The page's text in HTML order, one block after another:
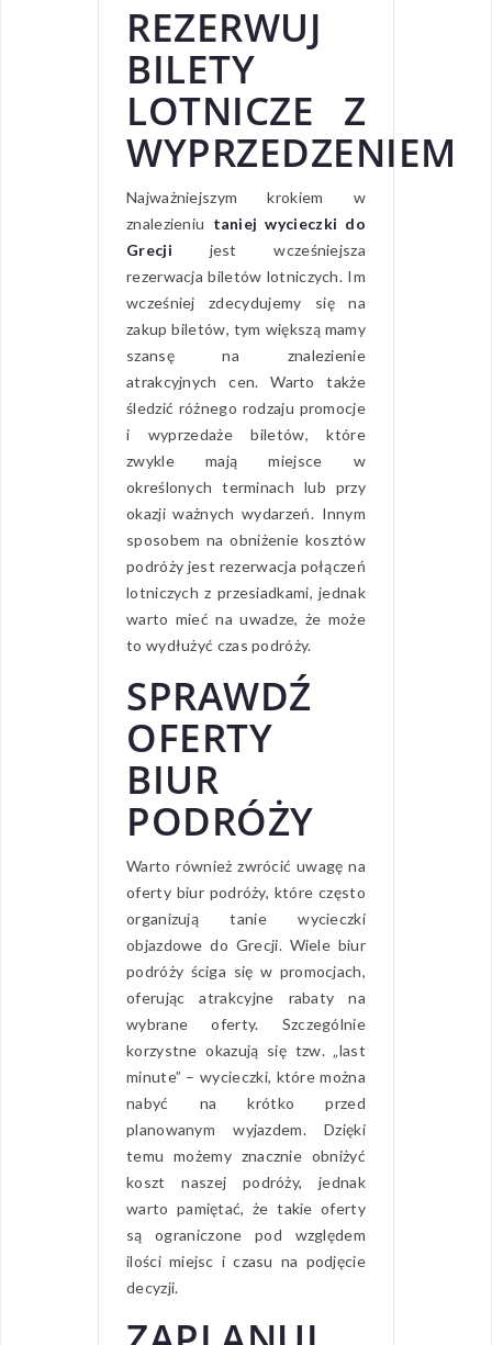
REZERWUJ
BILETY
LOTNICZE Z
WYPRZEDZENIEM
Najważniejszym krokiem w
znalezieniu taniej wycieczki do
Grecji jest wcześniejsza
rezerwacja biletów lotniczych. Im
wcześniej zdecydujemy się na
zakup biletów, tym większą mamy
szansę na znalezienie
atrakcyjnych cen. Warto także
śledzić różnego rodzaju promocje
i wyprzedaże biletów, które
zwykle mają miejsce w
określonych terminach lub przy
okazji ważnych wydarzeń. Innym
sposobem na obniżenie kosztów
podróży jest rezerwacja połączeń
lotniczych z przesiadkami, jednak
warto mieć na uwadze, że może
to wydłużyć czas podróży.
SPRAWDŹ
OFERTY
BIUR
PODRÓŻY
Warto również zwrócić uwagę na
oferty biur podróży, które często
organizują tanie wycieczki
objazdowe do Grecji. Wiele biur
podróży ściga się w promocjach,
oferując atrakcyjne rabaty na
wybrane oferty. Szczególnie
korzystne okazują się tzw. „last
minute” – wycieczki, które można
nabyć na krótko przed
planowanym wyjazdem. Dzięki
temu możemy znacznie obniżyć
koszt naszej podróży, jednak
warto pamiętać, że takie oferty
są ograniczone pod względem
ilości miejsc i czasu na podjęcie
decyzji.